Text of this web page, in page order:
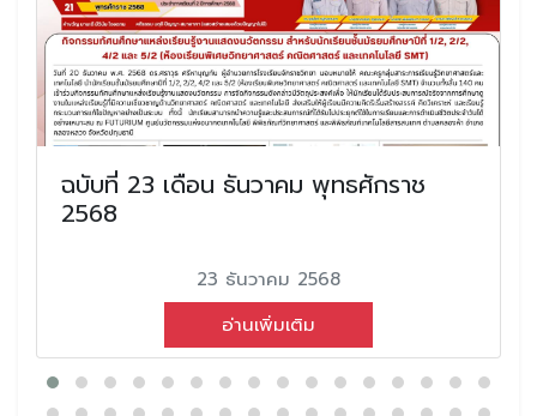
ฉบับที่ 23 เดือน ธันวาคม พุทธศักราช
2568
23 ธันวาคม 2568
อ่านเพิ่มเติม